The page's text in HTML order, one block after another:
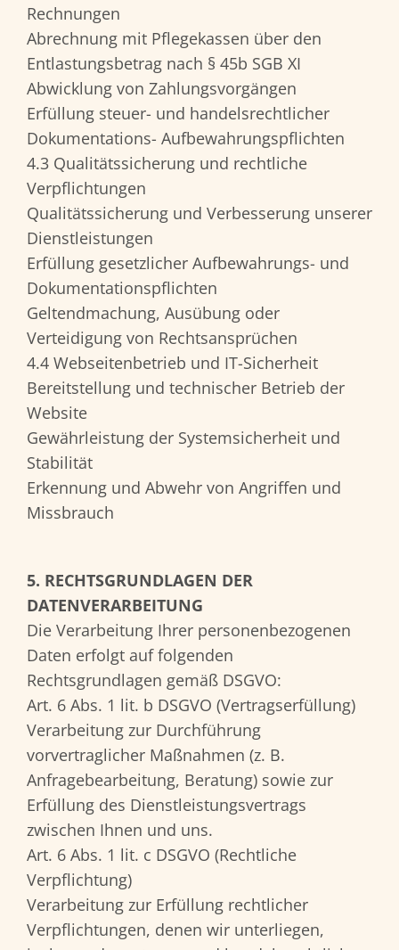
Rechnungen
Abrechnung mit Pflegekassen über den
Entlastungsbetrag nach § 45b SGB XI
Abwicklung von Zahlungsvorgängen
Erfüllung steuer- und handelsrechtlicher
Dokumentations- Aufbewahrungspflichten
4.3 Qualitätssicherung und rechtliche
Verpflichtungen
Qualitätssicherung und Verbesserung unserer
Dienstleistungen
Erfüllung gesetzlicher Aufbewahrungs- und
Dokumentationspflichten
Geltendmachung, Ausübung oder
Verteidigung von Rechtsansprüchen
4.4 Webseitenbetrieb und IT-Sicherheit
Bereitstellung und technischer Betrieb der
Website
Gewährleistung der Systemsicherheit und
Stabilität
Erkennung und Abwehr von Angriffen und
Missbrauch
5. RECHTSGRUNDLAGEN DER
DATENVERARBEITUNG
Die Verarbeitung Ihrer personenbezogenen
Daten erfolgt auf folgenden
Rechtsgrundlagen gemäß DSGVO:
Art. 6 Abs. 1 lit. b DSGVO (Vertragserfüllung)
Verarbeitung zur Durchführung
vorvertraglicher Maßnahmen (z. B.
Anfragebearbeitung, Beratung) sowie zur
Erfüllung des Dienstleistungsvertrags
zwischen Ihnen und uns.
Art. 6 Abs. 1 lit. c DSGVO (Rechtliche
Verpflichtung)
Verarbeitung zur Erfüllung rechtlicher
Verpflichtungen, denen wir unterliegen,